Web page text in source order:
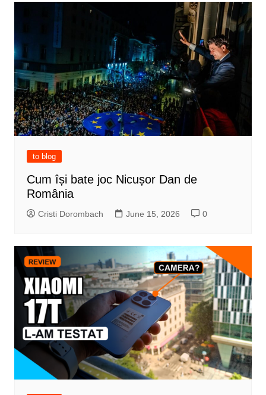
to blog
Cum își bate joc Nicușor Dan de
România
Cristi Dorombach June 15, 2026 0